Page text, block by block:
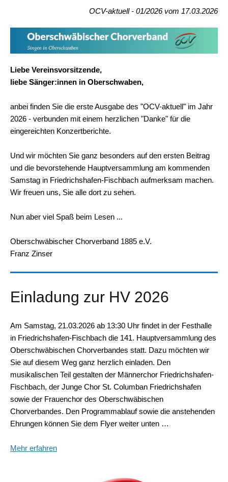
OCV-aktuell - 01/2026 vom 17.03.2026
Liebe Vereinsvorsitzende,
liebe Sänger:innen in Oberschwaben,
anbei finden Sie die erste Ausgabe des "OCV-aktuell" im Jahr
2026 - verbunden mit einem herzlichen "Danke" für die
eingereichten Konzertberichte.
Und wir möchten Sie ganz besonders auf den ersten Beitrag
und die bevorstehende Hauptversammlung am kommenden
Samstag in Friedrichshafen-Fischbach aufmerksam machen.
Wir freuen uns, Sie alle dort zu sehen.
Nun aber viel Spaß beim Lesen ...
Oberschwäbischer Chorverband 1885 e.V.
Franz Zinser
Einladung zur HV 2026
Am Samstag, 21.03.2026 ab 13:30 Uhr findet in der Festhalle
in Friedrichshafen-Fischbach die 141. Hauptversammlung des
Oberschwäbischen Chorverbandes statt. Dazu möchten wir
Sie auf diesem Weg ganz herzlich einladen. Den
musikalischen Teil gestalten der Männerchor Friedrichshafen-
Fischbach, der Junge Chor St. Columban Friedrichshafen
sowie der Frauenchor des Oberschwäbischen
Chorverbandes. Den Programmablauf sowie die anstehenden
Ehrungen können Sie dem Flyer weiter unten …
Mehr erfahren